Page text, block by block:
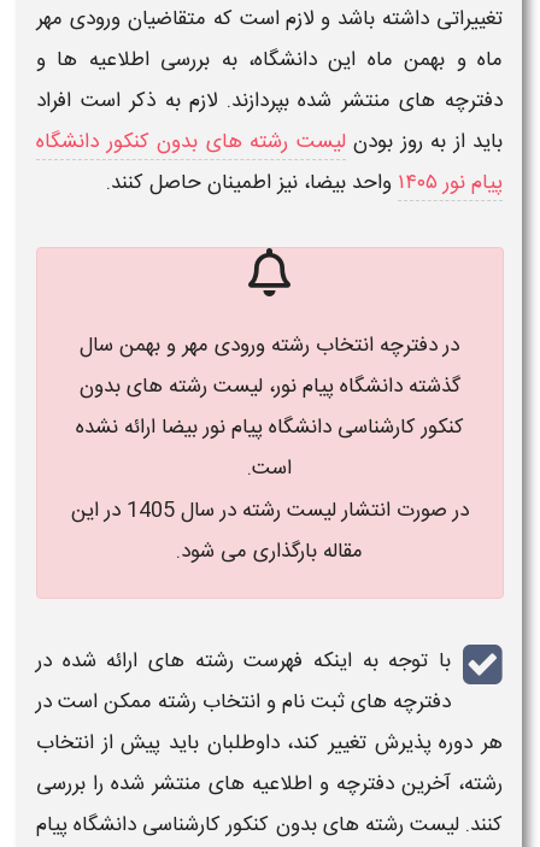
تغییراتی داشته باشد و لازم است که متقاضیان ورودی مهر
ماهو بهمن ماه این دانشگاه، به بررسی اطلاعیه ها و
دفترچه های منتشر شده بپردازند. لازم به ذکر است افراد
باید از به روز بودنلیست رشته های بدون کنکور دانشگاه
پیام نور ۱۴۰۵
واحد بیضا، نیز اطمینان حاصل کنند.
در دفترچه انتخاب رشته ورودی مهر و بهمن سال
گذشته دانشگاه پیام نور، لیست رشته های بدون
کنکور کارشناسی دانشگاه پیام نور بیضا ارائه نشده
است.
در صورت انتشار لیست رشته در سال 1405 در این
مقاله بارگذاری می شود.
با توجه به اینکه فهرست رشته‌ های ارائه شده در
دفترچه هایثبت نامو انتخاب رشته ممکن است در
هر دوره پذیرش تغییر کند، داوطلبان باید پیش از انتخاب
رشته، آخرین دفترچه و اطلاعیه‌ های منتشر شده را بررسی
کنند.لیست رشته های بدون کنکور کارشناسی دانشگاه پیام